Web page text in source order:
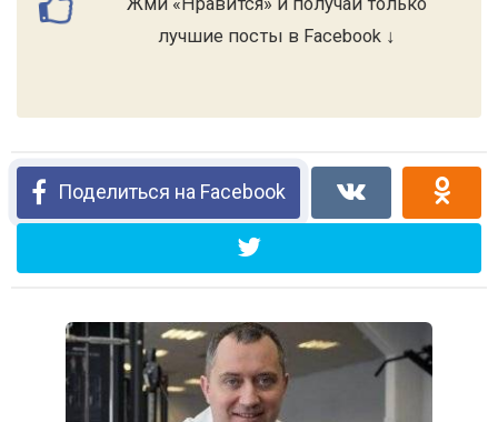
лучшие посты в Facebook ↓
Поделиться на Facebook